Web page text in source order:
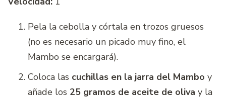
Pela la cebolla y córtala en trozos gruesos
(no es necesario un picado muy fino, el
Mambo se encargará).
Coloca las cuchillas en la jarra del Mambo y
añade los 25 gramos de aceite de oliva y la